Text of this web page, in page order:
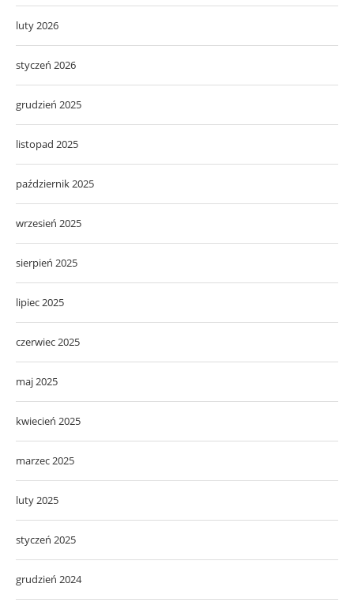
luty 2026
styczeń 2026
grudzień 2025
listopad 2025
październik 2025
wrzesień 2025
sierpień 2025
lipiec 2025
czerwiec 2025
maj 2025
kwiecień 2025
marzec 2025
luty 2025
styczeń 2025
grudzień 2024